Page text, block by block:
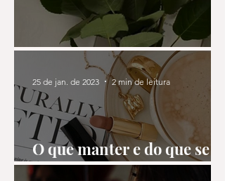
Minha história até aqui
O que manter e do que se
libertar
25 de jan. de 2023 2 min de leitura